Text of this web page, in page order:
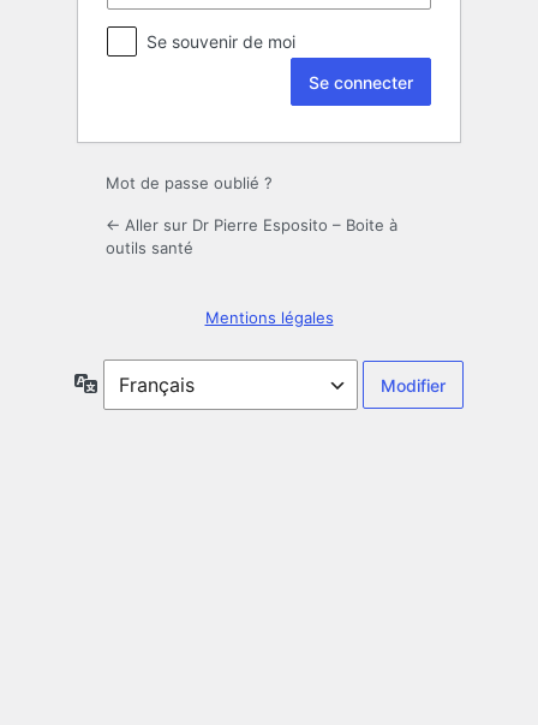
Se souvenir de moi
Mot de passe oublié ?
← Aller sur Dr Pierre Esposito – Boite à
outils santé
Mentions légales
Langue